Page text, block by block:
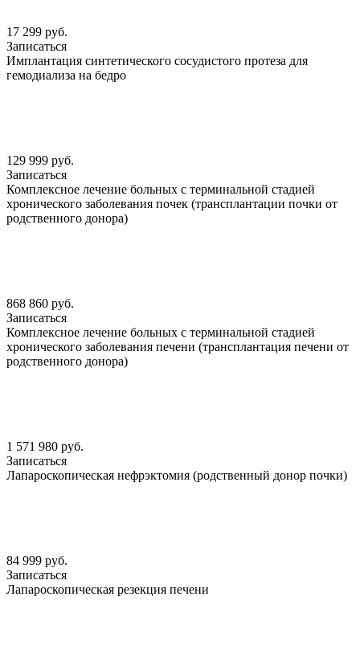
17 299 руб.
Записаться
Имплантация синтетического сосудистого протеза для
гемодиализа на бедро
129 999 руб.
Записаться
Комплексное лечение больных с терминальной стадией
хронического заболевания почек (трансплантации почки от
родственного донора)
868 860 руб.
Записаться
Комплексное лечение больных с терминальной стадией
хронического заболевания печени (трансплантация печени от
родственного донора)
1 571 980 руб.
Записаться
Лапароскопическая нефрэктомия (родственный донор почки)
84 999 руб.
Записаться
Лапароскопическая резекция печени